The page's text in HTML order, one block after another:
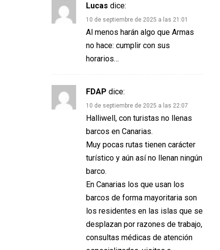
Lucas dice:
10 de septiembre de 2025 a las 21:01
Al menos harán algo que Armas
no hace: cumplir con sus
horarios…
FDAP dice:
10 de septiembre de 2025 a las 22:07
Halliwell, con turistas no llenas
barcos en Canarias.
Muy pocas rutas tienen carácter
turístico y aún así no llenan ningún
barco.
En Canarias los que usan los
barcos de forma mayoritaria son
los residentes en las islas que se
desplazan por razones de trabajo,
consultas médicas de atención